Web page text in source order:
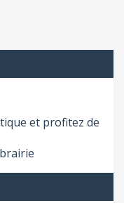
et profitez de